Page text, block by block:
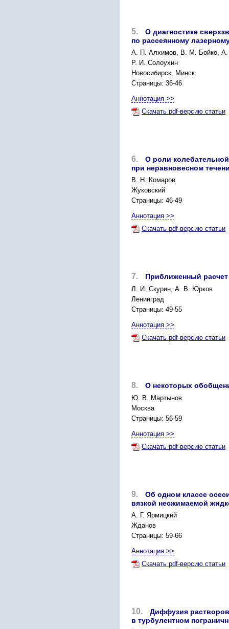
5.
О диагностике
по рассеянному
А. П. Алхимов, В. М. Бойко,
Р. И. Солоухин
Новосибирск, Минск
Страницы: 36-46
Аннотация >>
Скачать pdf-версию статьи
6.
О роли
при неравновесном
В. Н. Комаров
Жуковский
Страницы: 46-49
Аннотация >>
Скачать pdf-версию статьи
7. Приближенный расчет
Л. И. Скурин, А. В. Юрков
Ленинград
Страницы: 49-55
Аннотация >>
Скачать pdf-версию статьи
8. О некоторых
Ю. В. Мартынов
Москва
Страницы: 56-59
Аннотация >>
Скачать pdf-версию статьи
9.
Об одном классе
вязкой несжимаемой
А. Г. Ярмицкий
Жданов
Страницы: 59-66
Аннотация >>
Скачать pdf-версию статьи
10.
Диффузия
в турбулентном